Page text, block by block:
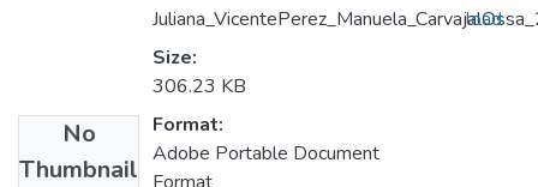
No
Thumbnail
Size:
306.23 KB
Format:
Adobe Portable Document
load